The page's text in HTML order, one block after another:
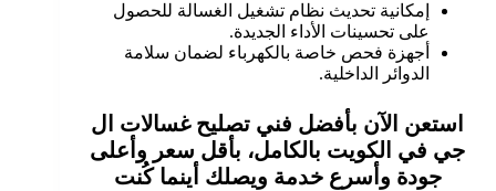
إمكانية تحديث نظام تشغيل الغسالة للحصول
على تحسينات الأداء الجديدة.
أجهزة فحص خاصة بالكهرباء لضمان سلامة
الدوائر الداخلية.
استعن الآن بأفضل فني تصليح غسالات ال
جي في الكويت بالكامل، بأقل سعر وأعلى
جودة وأسرع خدمة ويصلك أينما كُنت